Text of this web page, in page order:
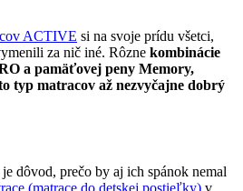
ACTIVE si na svoje prídu všetci,
za nič iné. Rôzne kombinácie
a pamäťovej peny Memory,
typ matracov až nezvyčajne dobrý
dôvod, prečo by aj ich spánok nemal